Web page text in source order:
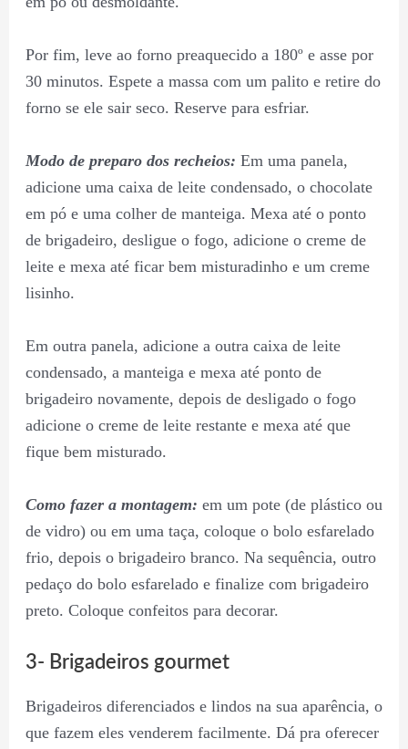
Por fim, leve ao forno preaquecido a 180º e asse por
30 minutos. Espete a massa com um palito e retire do
forno se ele sair seco. Reserve para esfriar.
Modo de preparo dos recheios: Em uma panela,
adicione uma caixa de leite condensado, o chocolate
em pó e uma colher de manteiga. Mexa até o ponto
de brigadeiro, desligue o fogo, adicione o creme de
leite e mexa até ficar bem misturadinho e um creme
lisinho.
Em outra panela, adicione a outra caixa de leite
condensado, a manteiga e mexa até ponto de
brigadeiro novamente, depois de desligado o fogo
adicione o creme de leite restante e mexa até que
fique bem misturado.
Como fazer a montagem: em um pote (de plástico ou
de vidro) ou em uma taça, coloque o bolo esfarelado
frio, depois o brigadeiro branco. Na sequência, outro
pedaço do bolo esfarelado e finalize com brigadeiro
preto. Coloque confeitos para decorar.
3- Brigadeiros gourmet
Brigadeiros diferenciados e lindos na sua aparência, o
que fazem eles venderem facilmente. Dá pra oferecer